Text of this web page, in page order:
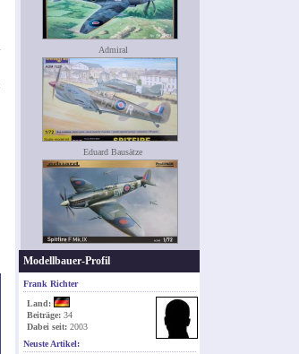
Admiral
Eduard Bausätze
Modellbauer-Profil
Frank Richter
Land:
Beiträge: 34
Dabei seit: 2003
Neuste Artikel: